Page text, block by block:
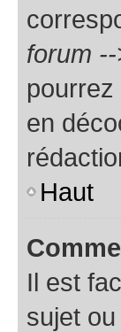
forum
pourrez
en
Haut
Il est
sujet